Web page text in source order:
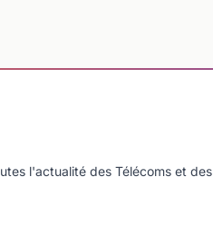
l'actualité des Télécoms et des